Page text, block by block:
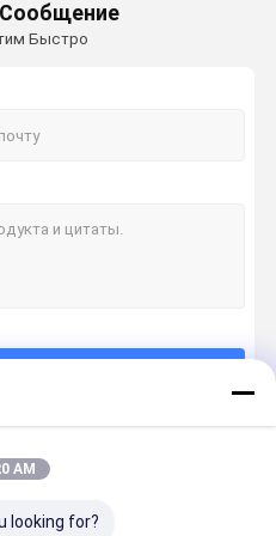
Быстро
AM
looking for?